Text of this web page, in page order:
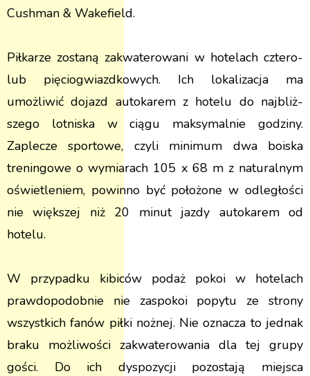
Cushman & Wakefield.
Piłkarze zostaną zakwaterowani w hotelach cztero-
lub pięciogwiazdkowych. Ich lokalizacja ma
umożliwić dojazd autokarem z hotelu do najbliż­
szego lotniska w ciągu maksymalnie godziny.
Zaplecze sportowe, czyli minimum dwa boiska
treningowe o wymiarach 105 x 68 m z naturalnym
oświetleniem, powinno być położone w odległości
nie większej niż 20 minut jazdy autokarem od
hotelu.
W przypadku kibiców podaż pokoi w hotelach
prawdopodobnie nie zaspokoi popytu ze strony
wszystkich fanów piłki nożnej. Nie oznacza to jednak
braku możliwości zakwaterowania dla tej grupy
gości. Do ich dyspozycji pozostają miejsca